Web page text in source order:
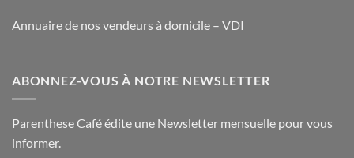
Annuaire de nos vendeurs à domicile – VDI
ABONNEZ-VOUS À NOTRE NEWSLETTER
Parenthese Café édite une Newsletter mensuelle pour vous
informer.